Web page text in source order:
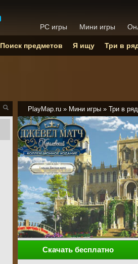
PlayMap.ru » Мини игры » Три в ряд
Скачать бесплатно
PC игры Мини игры
Поиск предметов Я ищу Три в